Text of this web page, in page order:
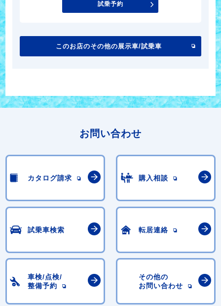
試乗予約
このお店のその他の展示車/試乗車
お問い合わせ
カタログ請求 購入相談
試乗車検索 転居連絡
車検/点検/
整備予約
その他の
お問い合わせ